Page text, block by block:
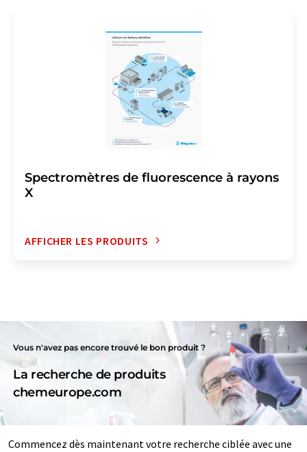
Spectromètres de fluorescence à rayons
X
AFFICHER LES PRODUITS
Vous n'avez pas encore trouvé le bon produit ?
La recherche de produits
chemeurope.com
Commencez dès maintenant votre recherche ciblée avec une